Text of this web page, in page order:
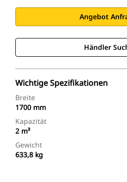
Angebot
Händler
Wichtige Spezifikationen
Breite
1700 mm
Kapazität
2 m³
Gewicht
633,8 kg